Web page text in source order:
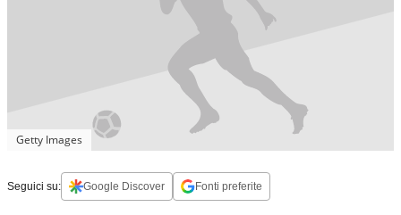
Getty Images
Seguici su: Google Discover Fonti preferite